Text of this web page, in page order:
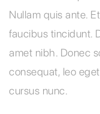
Nullam quis ante.
faucibus tincidunt.
amet nibh. Donec
consequat, leo
cursus nunc.